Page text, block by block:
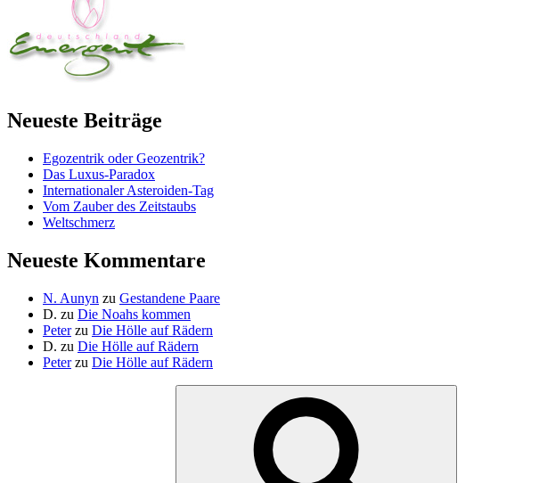
Neueste Beiträge
Egozentrik oder Geozentrik?
Das Luxus-Paradox
Internationaler Asteroiden-Tag
Vom Zauber des Zeitstaubs
Weltschmerz
Neueste Kommentare
N. Aunyn zu Gestandene Paare
D. zu Die Noahs kommen
Peterzu Die Hölle auf Rädern
D. zu Die Hölle auf Rädern
Peterzu Die Hölle auf Rädern